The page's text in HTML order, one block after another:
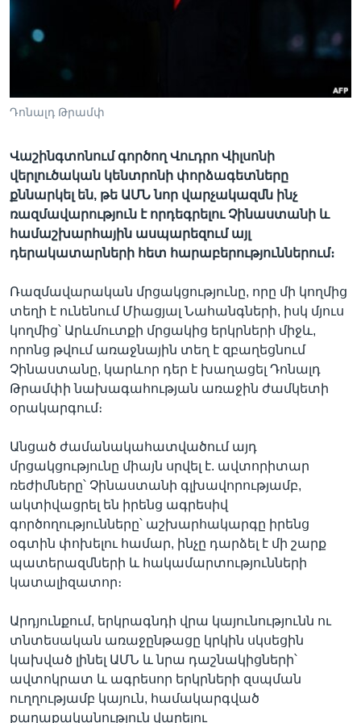
Դոնալդ Թրամփ
Վաշինգտոնում գործող Վուդրո Վիլսոնի
վերլուծական կենտրոնի փորձագետները
քննարկել են, թե ԱՄՆ նոր վարչակազմն ինչ
ռազմավարություն է որդեգրելու Չինաստանի և
համաշխարհային ասպարեզում այլ
դերակատարների հետ հարաբերություններում։
Ռազմավարական մրցակցությունը, որը մի կողմից
տեղի է ունենում Միացյալ Նահանգների, իսկ մյուս
կողմից՝ Արևմուտքի մրցակից երկրների միջև,
որոնց թվում առաջնային տեղ է զբաղեցնում
Չինաստանը, կարևոր դեր է խաղացել Դոնալդ
Թրամփի նախագահության առաջին ժամկետի
օրակարգում։
Անցած ժամանակահատվածում այդ
մրցակցությունը միայն սրվել է. ավտորիտար
ռեժիմները՝ Չինաստանի գլխավորությամբ,
ակտիվացրել են իրենց ագրեսիվ
գործողությունները՝ աշխարհակարգը իրենց
օգտին փոխելու համար, ինչը դարձել է մի շարք
պատերազմների և հակամարտությունների
կատալիզատոր։
Արդյունքում, երկրագնդի վրա կայունությունն ու
տնտեսական առաջընթացը կրկին սկսեցին
կախված լինել ԱՄՆ և նրա դաշնակիցների՝
ավտոկրատ և ագրեսոր երկրների զսպման
ուղղությամբ կայուն, համակարգված
քաղաքականություն վարելու